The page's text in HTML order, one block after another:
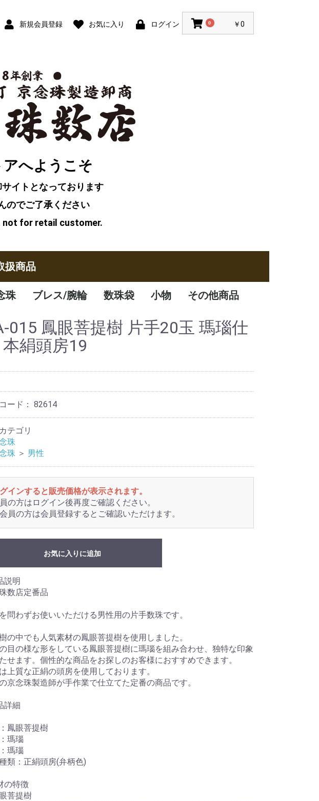
新規会員登録 お気に入り ログイン 0 ￥0
へようこそ
イトとなっております
のでご了承ください
not for retail customer.
扱商品
珠 ブレス/腕輪
腕輪
ブレスレット
数珠袋
数珠袋
ふくさ
小物
アクセサリー
その他商品
数珠箱
015 鳳眼菩提樹 片手20玉 瑪瑙仕
絹頭房19
ード： 82614
テゴリ
珠
珠 ＞ 男性
インすると販売価格が表示されます。
の方はログイン後再度ご確認ください。
員の方は会員登録するとご確認いただけます。
お気に入りに追加
説明
数店定番品
問わずお使いいただける男性用の片手数珠です。
の中でも人気素材の鳳眼菩提樹を使用しました。
目の様な形をしている鳳眼菩提樹に瑪瑙を組み合わせ、独特な印象
せます。個性的な商品をお探しのお客様におすすめできます。
上質な正絹の頭房を使用しております。
京念珠製造師が手作業で仕立てた定番の商品です。
詳細
鳳眼菩提樹
瑪瑙
瑪瑙
類：正絹頭房(弁柄色)
の特徴
菩提樹